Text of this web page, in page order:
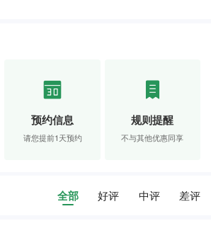
预约信息
请您提前1天预约
规则提醒
不与其他优惠同享
全部 好评 中评 差评